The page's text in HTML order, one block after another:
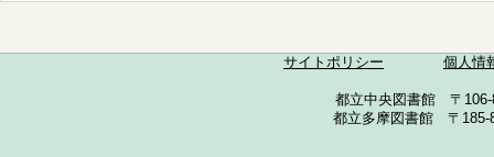
サイトポリシー 個人情
都立中央図書館 〒
都立多摩図書館 〒185-